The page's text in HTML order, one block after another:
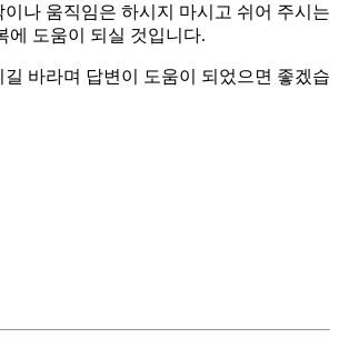
이나 움직임은 하시지 마시고 쉬어 주시는
에 도움이 되실 것입니다.
길 바라며 답변이 도움이 되었으면 좋겠습